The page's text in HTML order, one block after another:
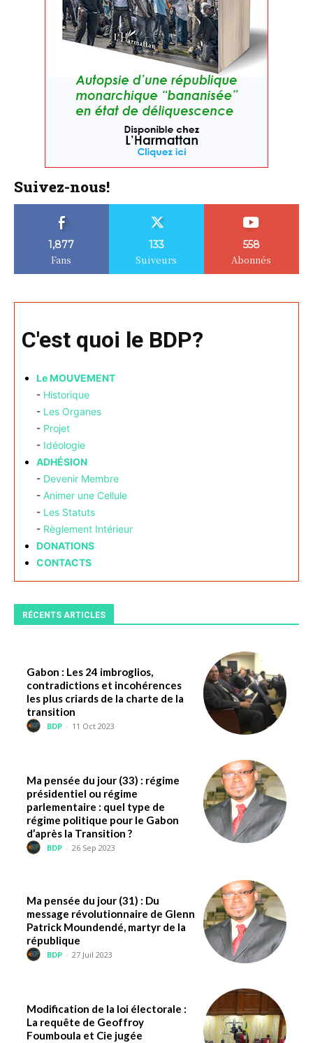
Suivez-nous!
1,877
Fans
133
Suiveurs
558
Abonnés
C'est quoi le BDP?
Le MOUVEMENT
- Historique
- Les Organes
- Projet
- Idéologie
ADHÉSION
- Devenir Membre
- Animer une Cellule
- Les Statuts
- Règlement Intérieur
DONATIONS
CONTACTS
RÉCENTS ARTICLES
Gabon : Les 24 imbroglios,
contradictions et incohérences
les plus criards de la charte de la
transition
BDP - 11 Oct 2023
Ma pensée du jour (33) : régime
présidentiel ou régime
parlementaire : quel type de
régime politique pour le Gabon
d’après la Transition ?
BDP - 26 Sep 2023
Ma pensée du jour (31) : Du
message révolutionnaire de Glenn
Patrick Moundendé, martyr de la
république
BDP - 27 Juil 2023
Modification de la loi électorale :
La requête de Geoffroy
Foumboula et Cie jugée